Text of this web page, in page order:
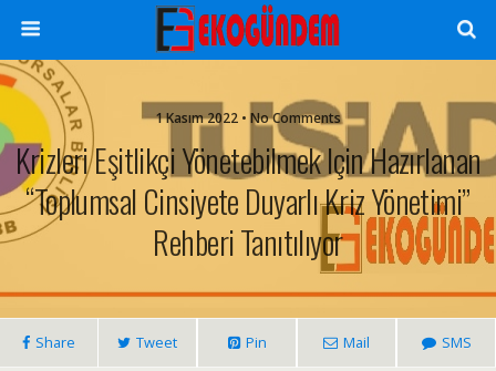
1 Kasım 2022 • No Comments
Krizleri Eşitlikçi Yönetebilmek Için Hazırlanan
“Toplumsal Cinsiyete Duyarlı Kriz Yönetimi”
Rehberi Tanıtılıyor
Share Tweet Pin Mail SMS